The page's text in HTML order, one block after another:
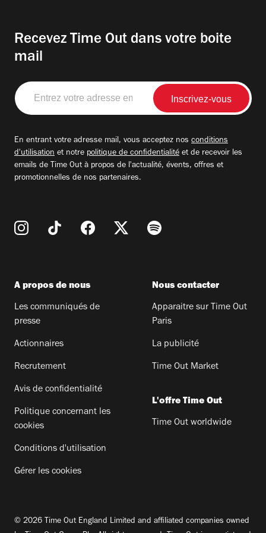
Recevez Time Out dans votre boite
mail
Entrez
votre
adresse
En entrant votre adresse mail, vous acceptez nos conditions
d'utilisation et notre politique de confidentialité et de recevoir les
emails de Time Out à propos de l'actualité, évents, offres et
promotionnelles de nos partenaires.
A propos de nous
Les communiqués de
presse
Actionnaires
Recrutement
Avis de confidentialité
Politique concernant les
cookies
Conditions d'utilisation
Gérer les cookies
Nous contacter
Apparaitre sur Time Out
Paris
La publicité
Time Out Market
L'offre Time Out
Time Out worldwide
© 2026 Time Out England Limited and affiliated companies owned